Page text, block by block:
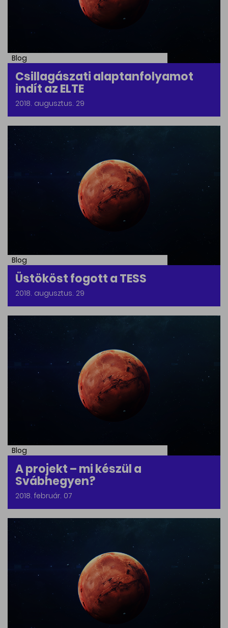
Blog
Csillagászati alaptanfolyamot
indít az ELTE
2018. augusztus. 29
Blog
Üstököst fogott a TESS
2018. augusztus. 29
Blog
A projekt – mi készül a
Svábhegyen?
2018. február. 07